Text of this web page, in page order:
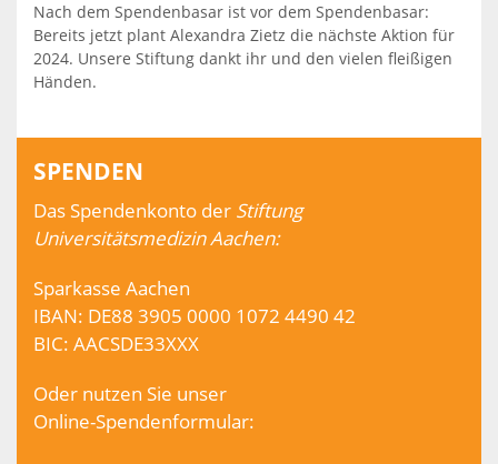
Nach dem Spendenbasar ist vor dem Spendenbasar:
Bereits jetzt plant Alexandra Zietz die nächste Aktion für
2024. Unsere Stiftung dankt ihr und den vielen fleißigen
Händen.
SPENDEN
Das Spendenkonto der Stiftung
Universitätsmedizin Aachen:
Sparkasse Aachen
IBAN: DE88 3905 0000 1072 4490 42
BIC: AACSDE33XXX
Oder nutzen Sie unser
Online-Spendenformular: